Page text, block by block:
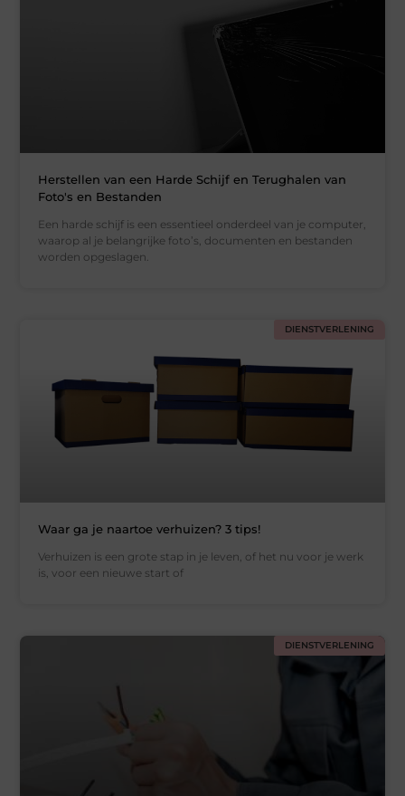
Herstellen van een Harde Schijf en Terughalen van
Foto's en Bestanden
Een harde schijf is een essentieel onderdeel van je computer,
waarop al je belangrijke foto’s, documenten en bestanden
worden opgeslagen.
DIENSTVERLENING
Waar ga je naartoe verhuizen? 3 tips!
Verhuizen is een grote stap in je leven, of het nu voor je werk
is, voor een nieuwe start of
DIENSTVERLENING